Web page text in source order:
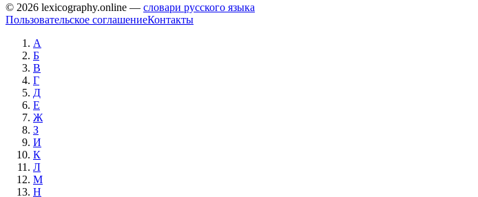
© 2026 lexicography.online — словари русского языка
Пользовательское соглашениеКонтакты
А
Б
В
Г
Д
Е
Ж
З
И
К
Л
М
Н